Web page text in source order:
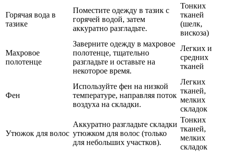
Горячая вода в
тазике
Поместите одежду в тазик с
горячей водой, затем
аккуратно разгладьте.
Тонких
тканей
(шелк,
вискоза)
Махровое
полотенце
Заверните одежду в махровое
полотенце, тщательно
разгладьте и оставьте на
некоторое время.
Легких и
средних
тканей
Фен
Используйте фен на низкой
температуре, направляя поток
воздуха на складки.
Легких
тканей,
мелких
складок
Утюжок для волос
Аккуратно разгладьте складки
утюжком для волос (только
для небольших участков).
Тонких
тканей,
мелких
складок